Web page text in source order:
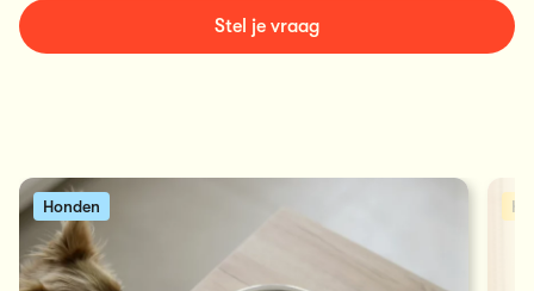
Stel je vraag
Honden